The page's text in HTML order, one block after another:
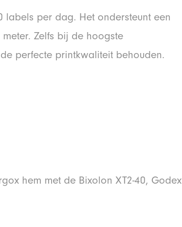
labels per dag. Het ondersteunt een
Zelfs bij de hoogste
perfecte printkwaliteit behouden.
hem met de Bixolon XT2-40, Godex